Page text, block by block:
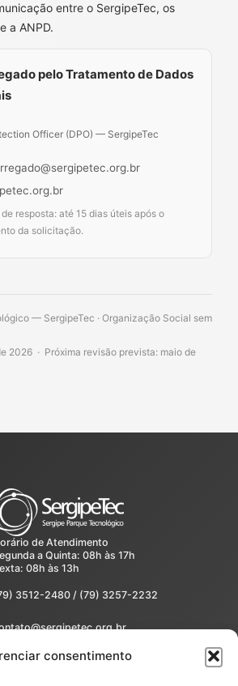
consentimento
entre o SergipeTec, os
a ANPD.
pelo Tratamento de Dados
Officer (DPO) — SergipeTec
resposta: até 15 dias úteis após o
da solicitação.
— SergipeTec · Organização Social sem
2026 · Próxima revisão prevista: maio de
de Atendimento
a Quinta: 08h às 17h
08h às 13h
3512-2480 / (79) 3257-2232